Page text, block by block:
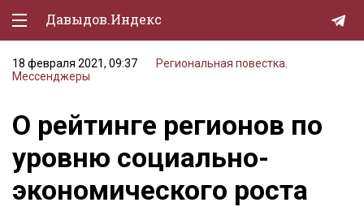
Давыдов.Индекс
Политическая жизнь
Природа
Образование
18 февраля 2021, 09:37
Региональная повестка.
Мессенджеры
О рейтинге регионов по
уровню социально-
экономического роста